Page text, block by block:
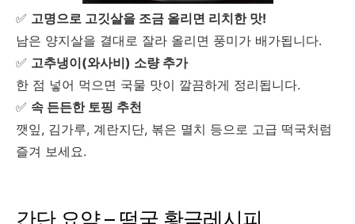
✅ 고명으로 고깃살을 조금 올리면 리치한 맛!
남은 양지살을 결대로 잘라 올리면 풍미가 배가됩니다.
✅ 고추냉이(와사비) 소량 추가
한 점 넣어 먹으면 국물 맛이 깔끔하게 정리됩니다.
✅ 속 든든한 토핑 추천
깻잎, 김가루, 계란지단, 볶은 멸치 등으로 고급 떡국처럼
즐겨 보세요.